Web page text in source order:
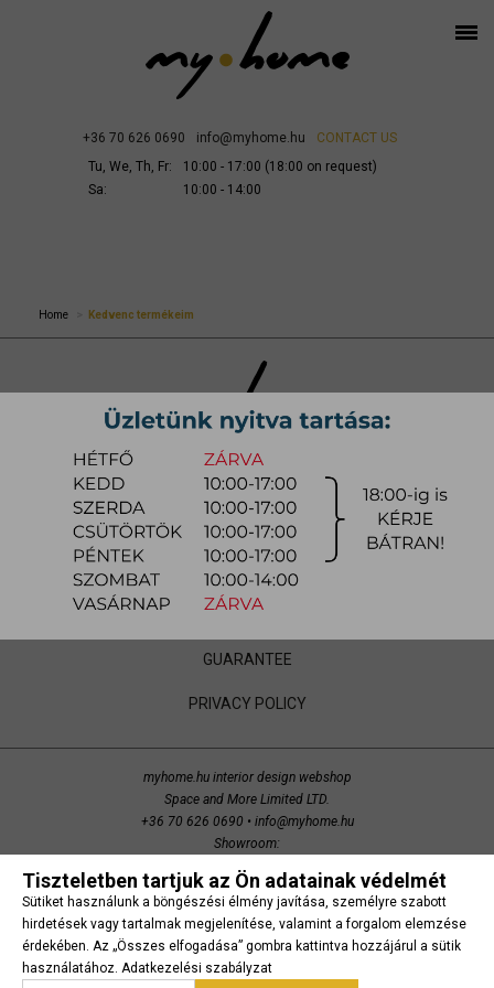
Tiszteletben tartjuk az Ön adatainak védelmét
Sütiket használunk a böngészési élmény javítása, személyre szabott
hirdetések vagy tartalmak megjelenítése, valamint a forgalom elemzése
érdekében. Az „Összes elfogadása” gombra kattintva hozzájárul a sütik
használatához. Adatkezelési szabályzat
+36 70 626 0690 info@myhome.hu
CONTACT US
Tu, We, Th, Fr:
10:00 - 17:00 (18:00 on request)
Sa:
10:00 - 14:00
Home Kedvenc termékeim
DELIVERY AND ASSEMBLING
SHOPPING WITH US
CONTACT US
GENERAL TERMS AND CONDITIONS
GUARANTEE
PRIVACY POLICY
myhome.hu interior design webshop
Space and More Limited LTD.
+36 70 626 0690 • info@myhome.hu
Showroom:
copyright 2014 Space and More. all right reserved.
Süti beállítások